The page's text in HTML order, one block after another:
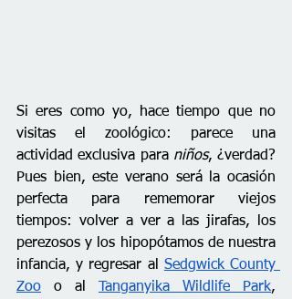
Si eres como yo, hace tiempo que no
visitas el zoológico: parece una
actividad exclusiva para niños, ¿verdad?
Pues bien, este verano será la ocasión
perfecta para rememorar viejos
tiempos: volver a ver a las jirafas, los
perezosos y los hipopótamos de nuestra
infancia, y regresar al Sedgwick County
Zoo o al Tanganyika Wildlife Park,